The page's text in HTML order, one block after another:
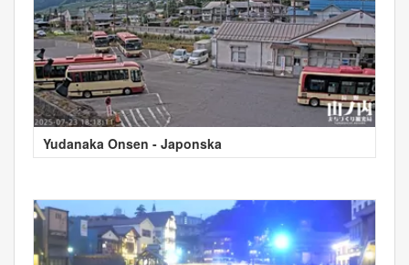
Yudanaka Onsen - Japonska